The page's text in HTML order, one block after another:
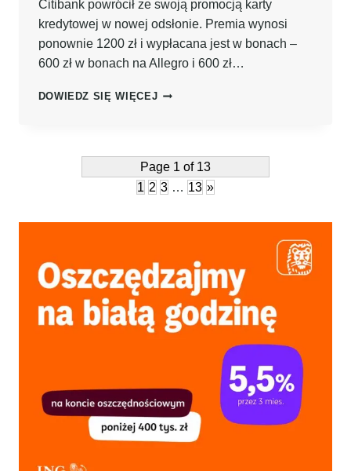
Citibank powrócił ze swoją promocją karty
kredytowej w nowej odsłonie. Premia wynosi
ponownie 1200 zł i wypłacana jest w bonach –
600 zł w bonach na Allegro i 600 zł…
DOWIEDZ SIĘ WIĘCEJPOWRÓT!
W
BONACH
NA
KREDYTOWEJ
CITIBANK
650
ZŁ
DARMOWEGO
KONTA
OSOBISTEGO!
Page 1 of 13
1 2 3 … 13 »